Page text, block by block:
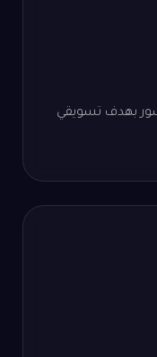
بهدف تسويقي